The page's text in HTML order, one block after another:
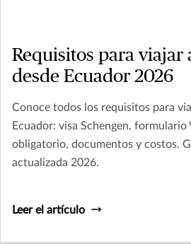
Requisitos para viajar
desde Ecuador 2026
Conoce todos los requisitos para
Ecuador: visa Schengen, formulario
obligatorio, documentos y costos.
actualizada 2026.
Leer el artículo